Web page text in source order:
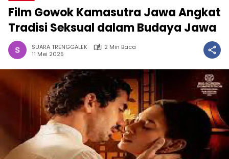
Film Gowok Kamasutra Jawa Angkat
Tradisi Seksual dalam Budaya Jawa
SUARA TRENGGALEK
2 Min Baca
11 Mei 2025